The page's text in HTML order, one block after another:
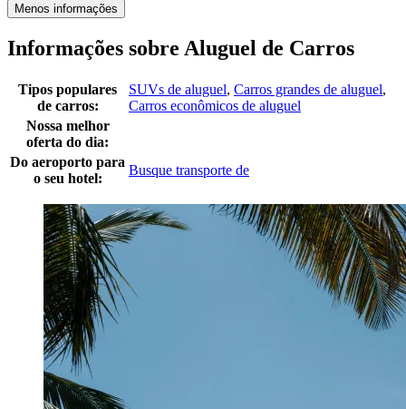
Menos informações
Informações sobre Aluguel de Carros
Tipos populares
de carros:
SUVs de aluguel, Carros grandes de aluguel,
Carros econômicos de aluguel
Nossa melhor
oferta do dia:
Do aeroporto para
o seu hotel:
Busque transporte de